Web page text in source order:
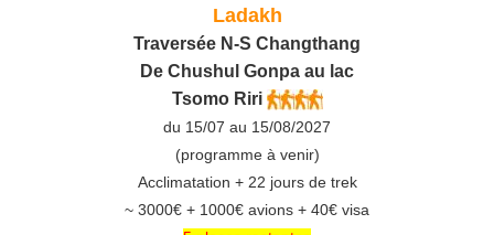
Ladakh
Traversée N-S Changthang
De C hushul Gonpa au lac
Tsomo Riri
du 15/07 au 15/08/2027
(programme à venir)
Acclimatation + 22 jours de trek
~ 3000€ + 1000€ avions + 40€ visa